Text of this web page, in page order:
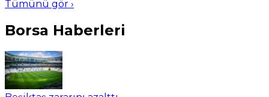
Tümünü gör ›
Borsa Haberleri